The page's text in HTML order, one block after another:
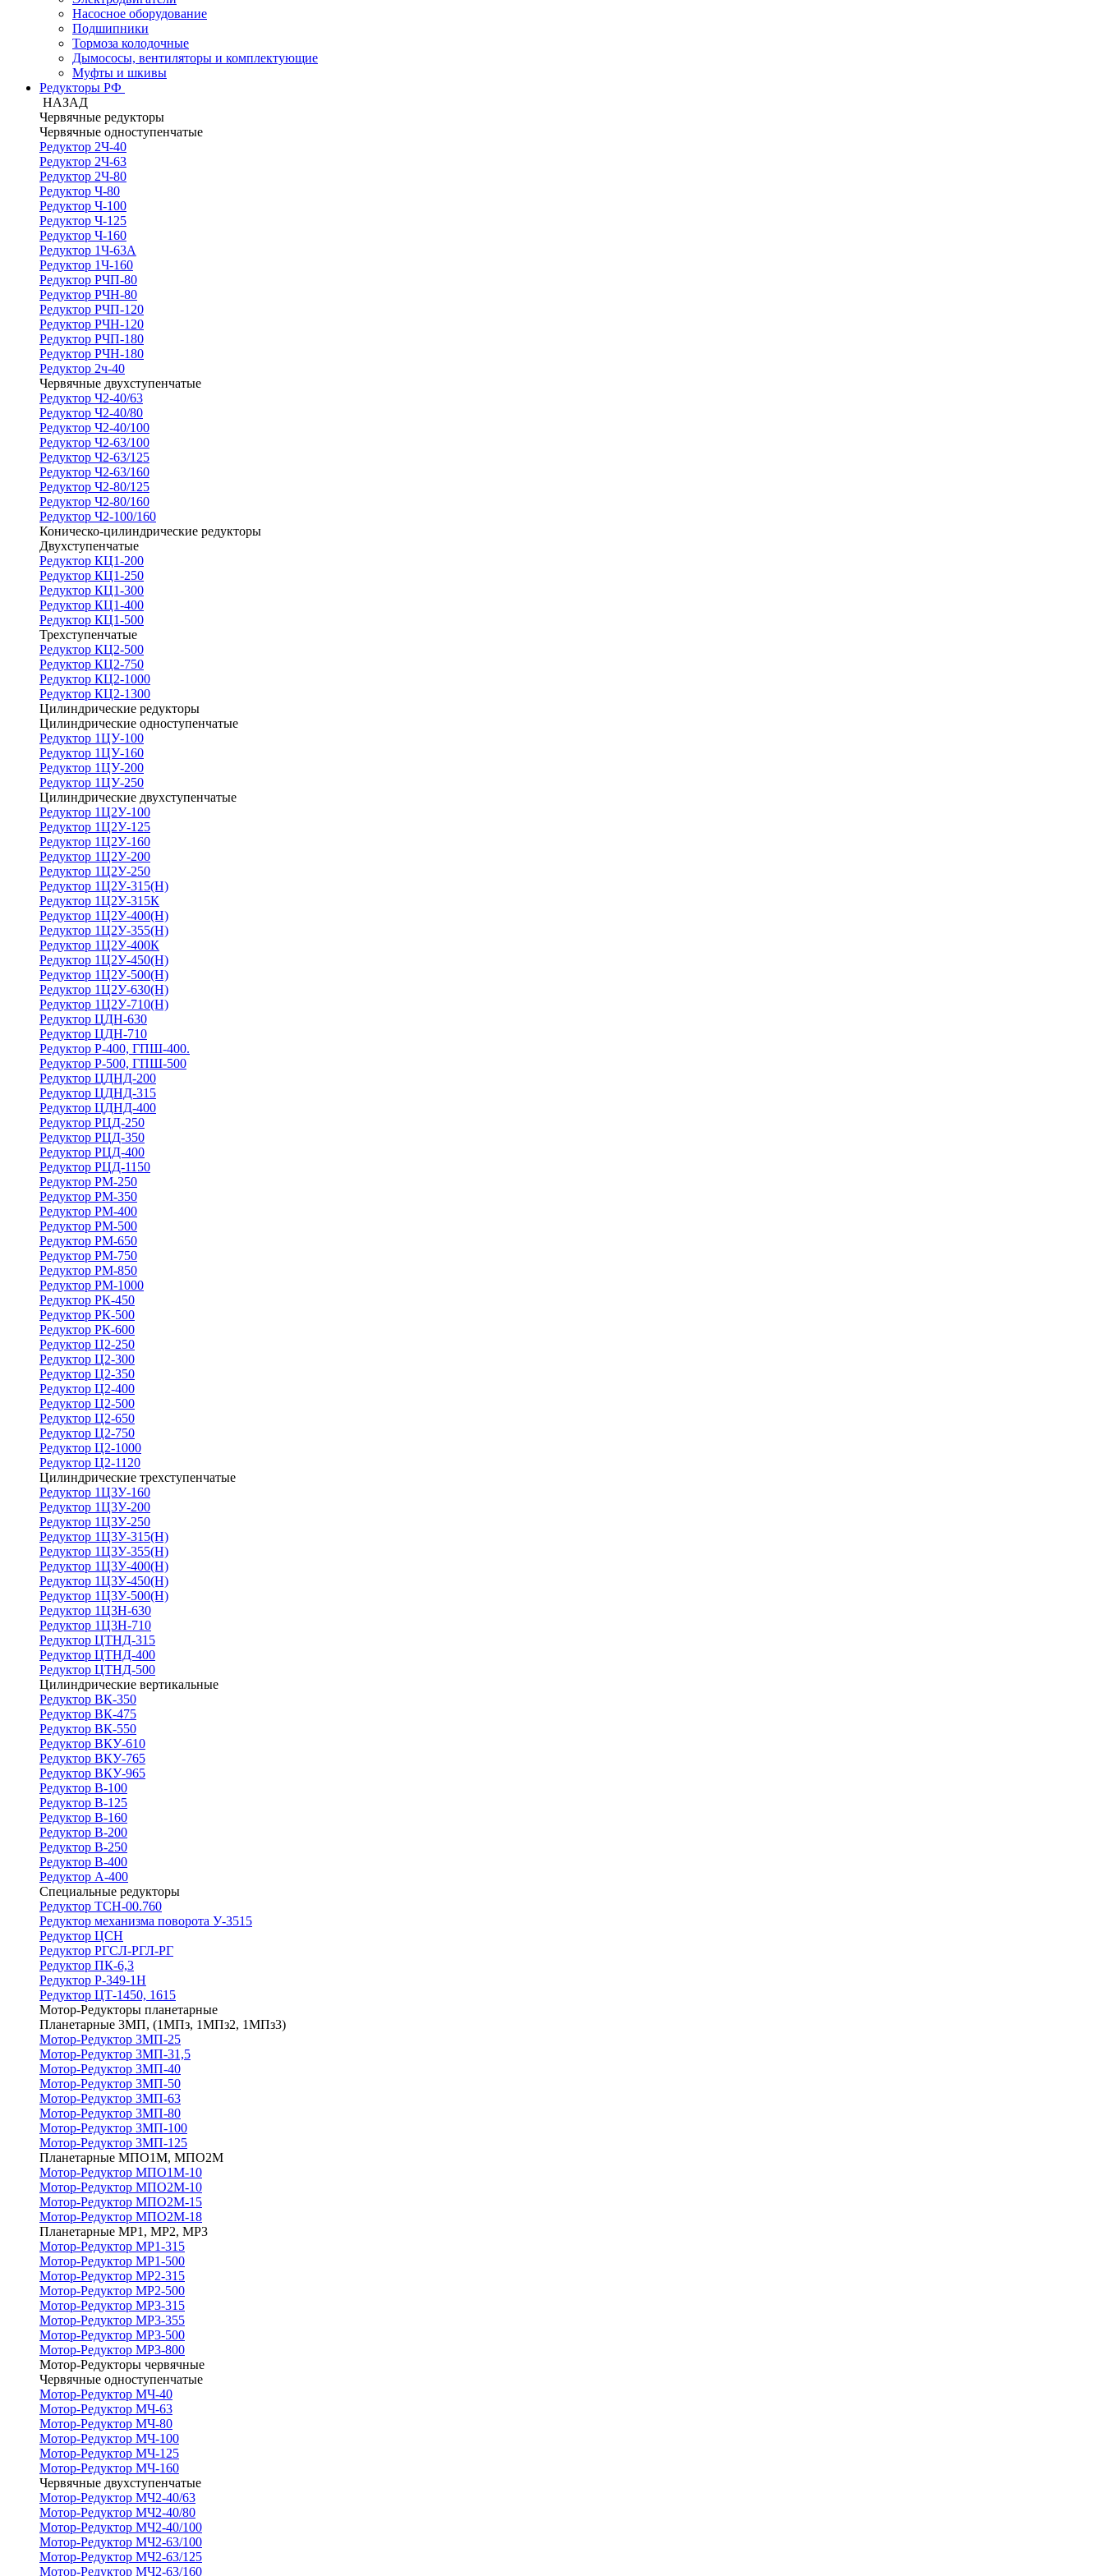
Насосное оборудование
Подшипники
Тормоза колодочные
Дымососы, вентиляторы и комплектующие
Муфты и шкивы
Редукторы РФ
НАЗАД
Червячные редукторы
Червячные одноступенчатые
Редуктор 2Ч-40
Редуктор 2Ч-63
Редуктор 2Ч-80
Редуктор Ч-80
Редуктор Ч-100
Редуктор Ч-125
Редуктор Ч-160
Редуктор 1Ч-63А
Редуктор 1Ч-160
Редуктор РЧП-80
Редуктор РЧН-80
Редуктор РЧП-120
Редуктор РЧН-120
Редуктор РЧП-180
Редуктор РЧН-180
Редуктор 2ч-40
Червячные двухступенчатые
Редуктор Ч2-40/63
Редуктор Ч2-40/80
Редуктор Ч2-40/100
Редуктор Ч2-63/100
Редуктор Ч2-63/125
Редуктор Ч2-63/160
Редуктор Ч2-80/125
Редуктор Ч2-80/160
Редуктор Ч2-100/160
Коническо-цилиндрические редукторы
Двухступенчатые
Редуктор КЦ1-200
Редуктор КЦ1-250
Редуктор КЦ1-300
Редуктор КЦ1-400
Редуктор КЦ1-500
Трехступенчатые
Редуктор КЦ2-500
Редуктор КЦ2-750
Редуктор КЦ2-1000
Редуктор КЦ2-1300
Цилиндрические редукторы
Цилиндрические одноступенчатые
Редуктор 1ЦУ-100
Редуктор 1ЦУ-160
Редуктор 1ЦУ-200
Редуктор 1ЦУ-250
Цилиндрические двухступенчатые
Редуктор 1Ц2У-100
Редуктор 1Ц2У-125
Редуктор 1Ц2У-160
Редуктор 1Ц2У-200
Редуктор 1Ц2У-250
Редуктор 1Ц2У-315(Н)
Редуктор 1Ц2У-315К
Редуктор 1Ц2У-400(Н)
Редуктор 1Ц2У-355(Н)
Редуктор 1Ц2У-400К
Редуктор 1Ц2У-450(Н)
Редуктор 1Ц2У-500(Н)
Редуктор 1Ц2У-630(Н)
Редуктор 1Ц2У-710(Н)
Редуктор ЦДН-630
Редуктор ЦДН-710
Редуктор Р-400, ГПШ-400.
Редуктор Р-500, ГПШ-500
Редуктор ЦДНД-200
Редуктор ЦДНД-315
Редуктор ЦДНД-400
Редуктор РЦД-250
Редуктор РЦД-350
Редуктор РЦД-400
Редуктор РЦД-1150
Редуктор РМ-250
Редуктор РМ-350
Редуктор РМ-400
Редуктор РМ-500
Редуктор РМ-650
Редуктор РМ-750
Редуктор РМ-850
Редуктор РМ-1000
Редуктор РК-450
Редуктор РК-500
Редуктор РК-600
Редуктор Ц2-250
Редуктор Ц2-300
Редуктор Ц2-350
Редуктор Ц2-400
Редуктор Ц2-500
Редуктор Ц2-650
Редуктор Ц2-750
Редуктор Ц2-1000
Редуктор Ц2-1120
Цилиндрические трехступенчатые
Редуктор 1Ц3У-160
Редуктор 1Ц3У-200
Редуктор 1Ц3У-250
Редуктор 1Ц3У-315(Н)
Редуктор 1Ц3У-355(Н)
Редуктор 1Ц3У-400(Н)
Редуктор 1Ц3У-450(Н)
Редуктор 1Ц3У-500(Н)
Редуктор 1Ц3Н-630
Редуктор 1Ц3Н-710
Редуктор ЦТНД-315
Редуктор ЦТНД-400
Редуктор ЦТНД-500
Цилиндрические вертикальные
Редуктор ВК-350
Редуктор ВК-475
Редуктор ВК-550
Редуктор ВКУ-610
Редуктор ВКУ-765
Редуктор ВКУ-965
Редуктор В-100
Редуктор В-125
Редуктор В-160
Редуктор В-200
Редуктор В-250
Редуктор В-400
Редуктор А-400
Специальные редукторы
Редуктор ТСН-00.760
Редуктор механизма поворота У-3515
Редуктор ЦСН
Редуктор РГСЛ-РГЛ-РГ
Редуктор ПК-6,3
Редуктор Р-349-1Н
Редуктор ЦТ-1450, 1615
Мотор-Редукторы планетарные
Планетарные 3МП, (1МПз, 1МПз2, 1МПз3)
Мотор-Редуктор 3МП-25
Мотор-Редуктор 3МП-31,5
Мотор-Редуктор 3МП-40
Мотор-Редуктор 3МП-50
Мотор-Редуктор 3МП-63
Мотор-Редуктор 3МП-80
Мотор-Редуктор 3МП-100
Мотор-Редуктор 3МП-125
Планетарные МПО1М, МПО2М
Мотор-Редуктор МПО1М-10
Мотор-Редуктор МПО2М-10
Мотор-Редуктор МПО2М-15
Мотор-Редуктор МПО2М-18
Планетарные МР1, МР2, МР3
Мотор-Редуктор МР1-315
Мотор-Редуктор МР1-500
Мотор-Редуктор МР2-315
Мотор-Редуктор МР2-500
Мотор-Редуктор МР3-315
Мотор-Редуктор МР3-355
Мотор-Редуктор МР3-500
Мотор-Редуктор МР3-800
Мотор-Редукторы червячные
Червячные одноступенчатые
Мотор-Редуктор МЧ-40
Мотор-Редуктор МЧ-63
Мотор-Редуктор МЧ-80
Мотор-Редуктор МЧ-100
Мотор-Редуктор МЧ-125
Мотор-Редуктор МЧ-160
Червячные двухступенчатые
Мотор-Редуктор МЧ2-40/63
Мотор-Редуктор МЧ2-40/80
Мотор-Редуктор МЧ2-40/100
Мотор-Редуктор МЧ2-63/100
Мотор-Редуктор МЧ2-63/125
Мотор-Редуктор МЧ2-63/160